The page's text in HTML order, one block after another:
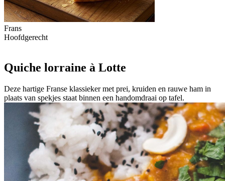
Frans
Hoofdgerecht
Quiche lorraine à Lotte
Deze hartige Franse klassieker met prei, kruiden en rauwe ham in
plaats van spekjes staat binnen een handomdraai op tafel.